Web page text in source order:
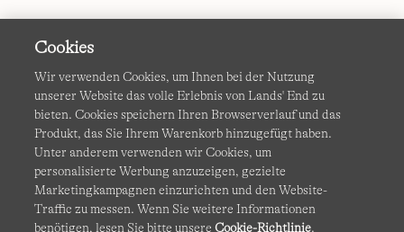
AGB Datenschutz & Sicherheit
Cookies Ich möchte auswählen Barrierefreiheit
Site Map Internationale Websites
Cookies
Wir verwenden Cookies, um Ihnen bei der Nutzung
unserer Website das volle Erlebnis von Lands' End zu
bieten. Cookies speichern Ihren Browserverlauf und das
Produkt, das Sie Ihrem Warenkorb hinzugefügt haben.
Unter anderem verwenden wir Cookies, um
personalisierte Werbung anzuzeigen, gezielte
Marketingkampagnen einzurichten und den Website-
Traffic zu messen. Wenn Sie weitere Informationen
benötigen, lesen Sie bitte unsereCookie-Richtlinie.